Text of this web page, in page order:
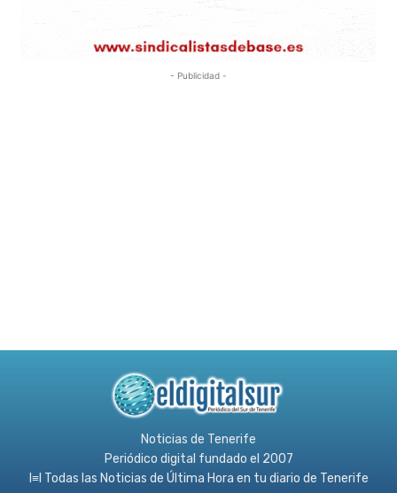
- Publicidad -
Noticias de Tenerife
Periódico digital fundado el 2007
l≡l Todas las Noticias de Última Hora en tu diario de Tenerife